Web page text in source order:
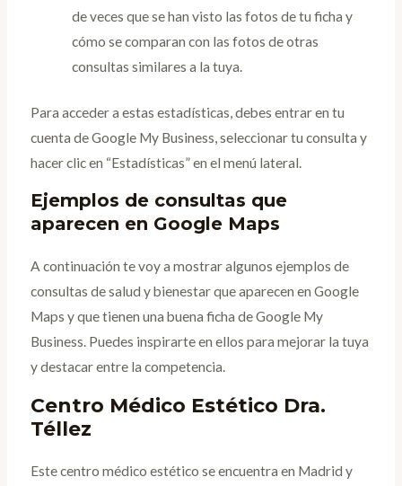
de veces que se han visto las fotos de tu ficha y
cómo se comparan con las fotos de otras
consultas similares a la tuya.
Para acceder a estas estadísticas, debes entrar en tu
cuenta de Google My Business, seleccionar tu consulta y
hacer clic en “Estadísticas” en el menú lateral.
Ejemplos de consultas que
aparecen en Google Maps
A continuación te voy a mostrar algunos ejemplos de
consultas de salud y bienestar que aparecen en Google
Maps y que tienen una buena ficha de Google My
Business. Puedes inspirarte en ellos para mejorar la tuya
y destacar entre la competencia.
Centro Médico Estético Dra.
Téllez
Este centro médico estético se encuentra en Madrid y